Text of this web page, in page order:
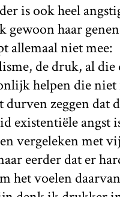
is ook heel
gewoon haar
allemaal niet mee:
de druk, al
helpen die niet
durven zeggen dat
existentiële angst
vergeleken met
eerder dat er
het voelen